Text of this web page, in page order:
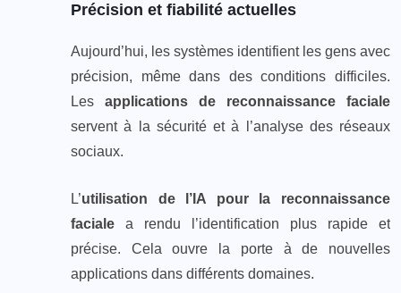
Précision et fiabilité actuelles
Aujourd’hui, les systèmes identifient les gens avec
précision, même dans des conditions difficiles.
Les applications de reconnaissance faciale
servent à la sécurité et à l’analyse des réseaux
sociaux.
L’utilisation de l’IA pour la reconnaissance
faciale a rendu l’identification plus rapide et
précise. Cela ouvre la porte à de nouvelles
applications dans différents domaines.